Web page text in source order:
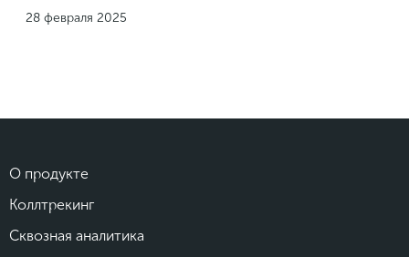
28 февраля 2025
О продукте
Коллтрекинг
Сквозная аналитика